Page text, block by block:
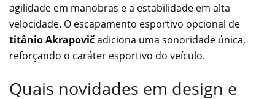
agilidade em manobras e a estabilidade em alta
velocidade. O escapamento esportivo opcional de
titânio Akrapovičadiciona uma sonoridade única,
reforçando o caráter esportivo do veículo.
Quais novidades em design e